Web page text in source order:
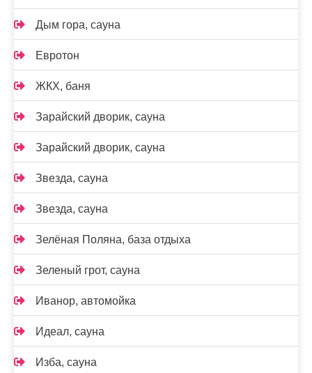
Дым гора, сауна
Евротон
ЖКХ, баня
Зарайский дворик, сауна
Зарайский дворик, сауна
Звезда, сауна
Звезда, сауна
Зелёная Поляна, база отдыха
Зеленый грот, сауна
Иванор, автомойка
Идеал, сауна
Изба, сауна